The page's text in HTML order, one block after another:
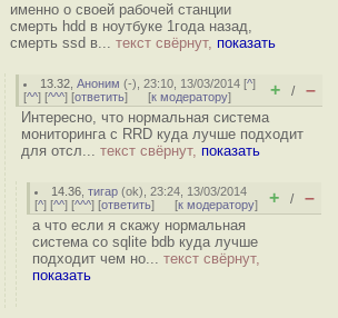
именно о своей рабочей станции
смерть hdd в ноутбуке 1года назад,
смерть ssd в... текст свёрнут, показать
13.32 ,Аноним (-), 23:10, 13/03/2014 [^]
[^^] [^^^] [ответить] [к модератору] + / –
Интересно, что нормальная система
мониторинга с RRD куда лучше подходит
для отсл... текст свёрнут, показать
14.36 ,тигар (ok), 23:24, 13/03/2014
[^] [^^] [^^^] [ответить] [к модератору] + / –
а что если я скажу нормальная
система со sqlite bdb куда лучше
подходит чем но... текст свёрнут,
показать